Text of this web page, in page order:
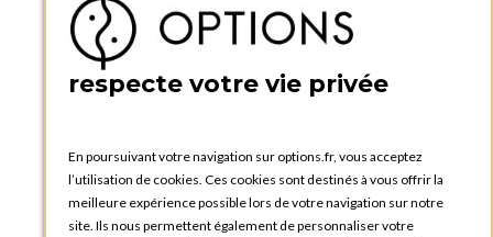
Créer un compte
PRATIQUE
Catalogues et bons de commande
Tutoriels
respecte votre vie privée
En poursuivant votre navigation sur options.fr, vous acceptez
l’utilisation de cookies. Ces cookies sont destinés à vous offrir la
meilleure expérience possible lors de votre navigation sur notre
site. Ils nous permettent également de personnaliser votre